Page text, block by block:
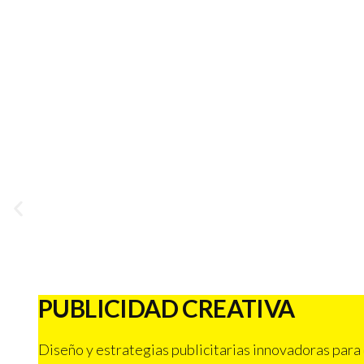
PUBLICIDAD CREATIVA
Diseño y estrategias publicitarias innovadoras para